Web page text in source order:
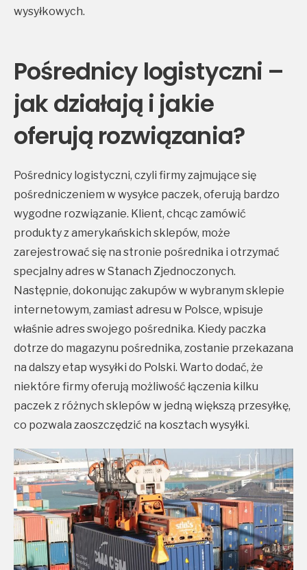
wysyłkowych.
Pośrednicy logistyczni –
jak działają i jakie
oferują rozwiązania?
Pośrednicy logistyczni, czyli firmy zajmujące się
pośredniczeniem w wysyłce paczek, oferują bardzo
wygodne rozwiązanie. Klient, chcąc zamówić
produkty z amerykańskich sklepów, może
zarejestrować się na stronie pośrednika i otrzymać
specjalny adres w Stanach Zjednoczonych.
Następnie, dokonując zakupów w wybranym sklepie
internetowym, zamiast adresu w Polsce, wpisuje
właśnie adres swojego pośrednika. Kiedy paczka
dotrze do magazynu pośrednika, zostanie przekazana
na dalszy etap wysyłki do Polski. Warto dodać, że
niektóre firmy oferują możliwość łączenia kilku
paczek z różnych sklepów w jedną większą przesyłkę,
co pozwala zaoszczędzić na kosztach wysyłki.